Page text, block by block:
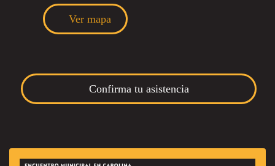
Ver mapa
Confirma tu asistencia